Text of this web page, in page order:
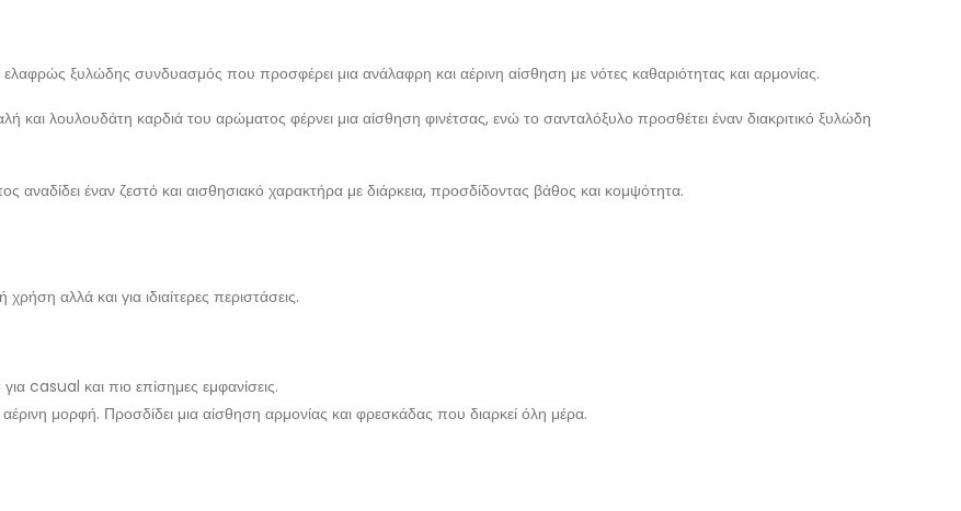
ξυλώδης συνδυασμός που προσφέρει μια ανάλαφρη και αέρινη αίσθηση με νότες καθαριότητας και αρμονίας.
και λουλουδάτη καρδιά του αρώματος φέρνει μια αίσθηση φινέτσας, ενώ το σανταλόξυλο προσθέτει έναν διακριτικό ξυλώδη
έναν ζεστό και αισθησιακό χαρακτήρα με διάρκεια, προσδίδοντας βάθος και κομψότητα.
αλλά και για ιδιαίτερες περιστάσεις.
casual και πιο επίσημες εμφανίσεις.
μορφή. Προσδίδει μια αίσθηση αρμονίας και φρεσκάδας που διαρκεί όλη μέρα.